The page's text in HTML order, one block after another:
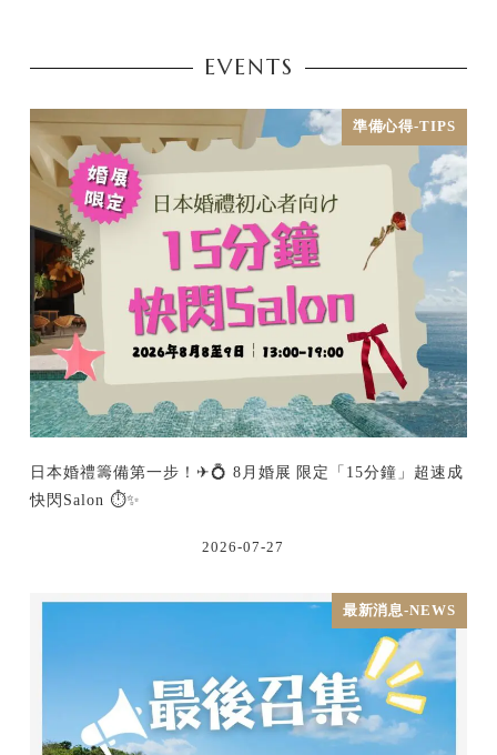
EVENTS
準備心得-TIPS
日本婚禮籌備第一步！✈💍 8月婚展 限定「15分鐘」超速成
快閃Salon ⏱️✨
2026-07-27
最新消息-NEWS